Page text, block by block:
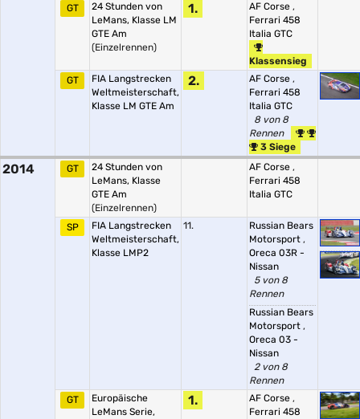
GT
24 Stunden von
LeMans, Klasse LM
GTE Am
(Einzelrennen)
1. AF Corse ,
Ferrari 458
Italia GTC
Klassensieg
GT
FIA Langstrecken
Weltmeisterschaft,
Klasse LM GTE Am
2. AF Corse ,
Ferrari 458
Italia GTC
8 von 8
Rennen
3 Siege
2014 GT
24 Stunden von
LeMans, Klasse
GTE Am
(Einzelrennen)
AF Corse ,
Ferrari 458
Italia GTC
SP
FIA Langstrecken
Weltmeisterschaft,
Klasse LMP2
11.
Russian Bears
Motorsport ,
Oreca 03R -
Nissan
5 von 8
Rennen
Russian Bears
Motorsport ,
Oreca 03 -
Nissan
2 von 8
Rennen
GT
Europäische
LeMans Serie,
1. AF Corse ,
Ferrari 458